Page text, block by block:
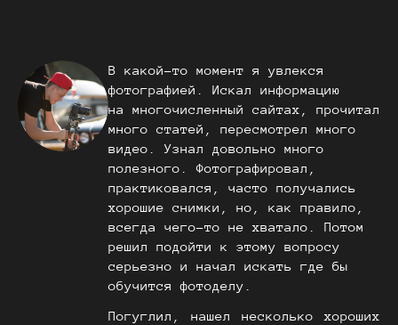
В какой-то момент я увлекся
фотографией. Искал информацию
на многочисленный сайтах, прочитал
много статей, пересмотрел много
видео. Узнал довольно много
полезного. Фотографировал,
практиковался, часто получались
хорошие снимки, но, как правило,
всегда чего-то не хватало. Потом
решил подойти к этому вопросу
серьезно и начал искать где бы
обучится фотоделу.
Погуглил, нашел несколько хороших